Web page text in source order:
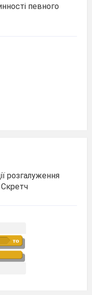
певного
розгалуження